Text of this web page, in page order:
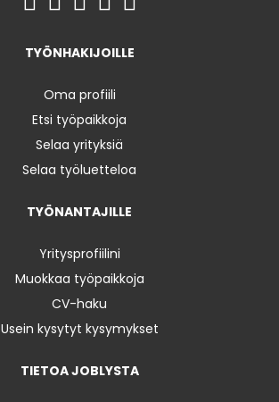
TYÖNHAKIJOILLE
Oma profiili
Etsi työpaikkoja
Selaa yrityksiä
Selaa työluetteloa
TYÖNANTAJILLE
Yritysprofiilini
Muokkaa työpaikkoja
CV-haku
Usein kysytyt kysymykset
TIETOA JOBLYSTA